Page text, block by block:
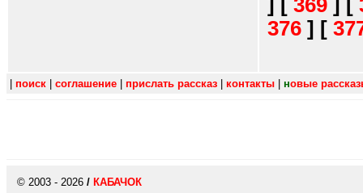
] [ 369 ] [
376 ] [
поиск соглашение прислать рассказ контакты новые
© 2003 - 2026 / КАБАЧОК